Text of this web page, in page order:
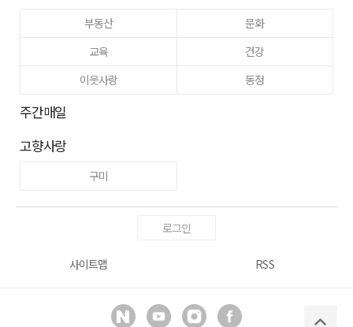
부동산
문화
교육
건강
이웃사랑
동정
주간매일
고향사랑
구미
로그인
사이트맵 RSS